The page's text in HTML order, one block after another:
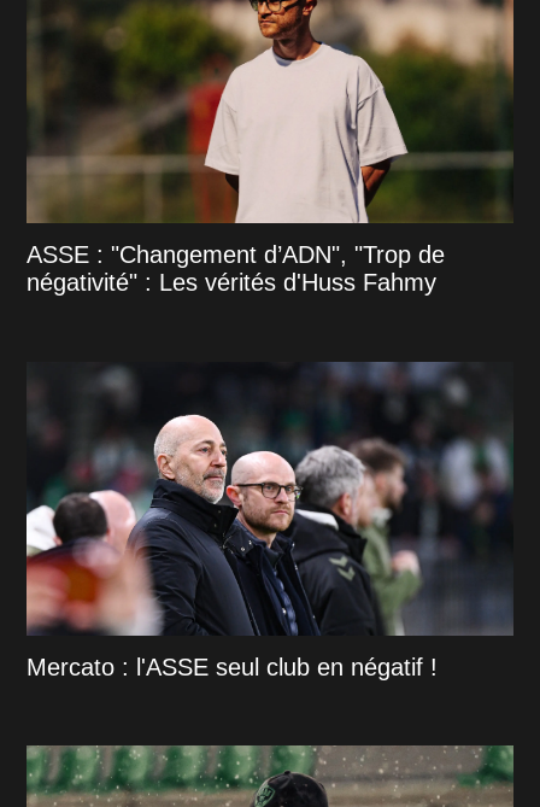
ASSE : "Changement d’ADN", "Trop de
négativité" : Les vérités d'Huss Fahmy
Mercato : l'ASSE seul club en négatif !